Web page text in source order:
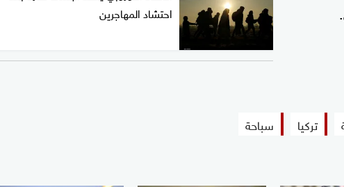
احتشاد المهاجرين
تركيا سباحة